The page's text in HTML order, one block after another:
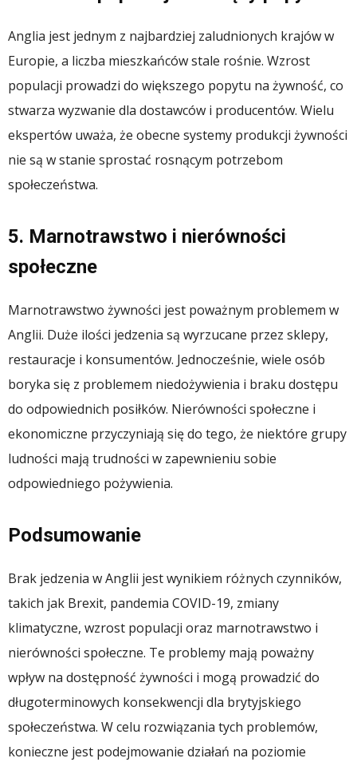
Anglia jest jednym z najbardziej zaludnionych krajów w
Europie, a liczba mieszkańców stale rośnie. Wzrost
populacji prowadzi do większego popytu na żywność, co
stwarza wyzwanie dla dostawców i producentów. Wielu
ekspertów uważa, że obecne systemy produkcji żywności
nie są w stanie sprostać rosnącym potrzebom
społeczeństwa.
5. Marnotrawstwo i nierówności
społeczne
Marnotrawstwo żywności jest poważnym problemem w
Anglii. Duże ilości jedzenia są wyrzucane przez sklepy,
restauracje i konsumentów. Jednocześnie, wiele osób
boryka się z problemem niedożywienia i braku dostępu
do odpowiednich posiłków. Nierówności społeczne i
ekonomiczne przyczyniają się do tego, że niektóre grupy
ludności mają trudności w zapewnieniu sobie
odpowiedniego pożywienia.
Podsumowanie
Brak jedzenia w Anglii jest wynikiem różnych czynników,
takich jak Brexit, pandemia COVID-19, zmiany
klimatyczne, wzrost populacji oraz marnotrawstwo i
nierówności społeczne. Te problemy mają poważny
wpływ na dostępność żywności i mogą prowadzić do
długoterminowych konsekwencji dla brytyjskiego
społeczeństwa. W celu rozwiązania tych problemów,
konieczne jest podejmowanie działań na poziomie